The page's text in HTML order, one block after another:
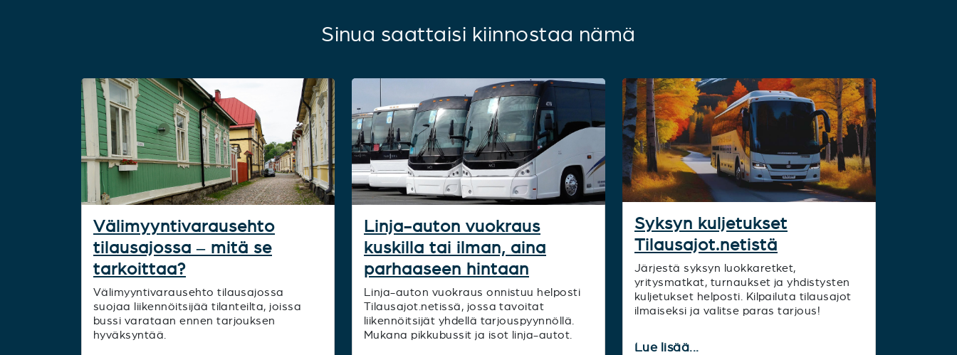
Sinua saattaisi kiinnostaa nämä
Välimyyntivarausehto
tilausajossa – mitä se
tarkoittaa?
Välimyyntivarausehto tilausajossa
suojaa liikennöitsijää tilanteilta, joissa
bussi varataan ennen tarjouksen
hyväksyntää.
Linja-auton vuokraus
kuskilla tai ilman, aina
parhaaseen hintaan
Linja-auton vuokraus onnistuu helposti
Tilausajot.netissä, jossa tavoitat
liikennöitsijät yhdellä tarjouspyynnöllä.
Mukana pikkubussit ja isot linja-autot.
Syksyn kuljetukset
Tilausajot.netistä
Järjestä syksyn luokkaretket,
yritysmatkat, turnaukset ja yhdistysten
kuljetukset helposti. Kilpailuta tilausajot
ilmaiseksi ja valitse paras tarjous!
Lue lisää...